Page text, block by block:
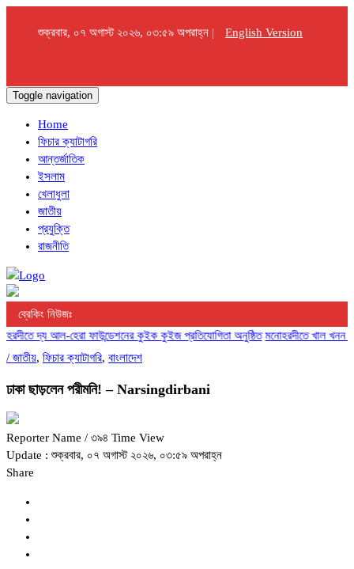
শুক্রবার, ০৭ অগাস্ট ২০২৬, ০৩:৫৯ অপরাহ্ন | English Version
Toggle navigation
Home
ফিচার ক্যাটাগরি
আন্তর্জাতিক
ইসলাম
খেলাধুলা
জাতীয়
প্রযুক্তি
রাজনীতি
ব্রেকিং নিউজঃ
দ্য আল-হেরা ফাউন্ডেশনের কুইক কুইজ প্রতিযোগিতা অনুষ্ঠিত মনোহরদীতে খাল খনন
/ জাতীয়, ফিচার ক্যাটাগরি, বাংলাদেশ
ঢাকা ছাড়লেন পরীমনি! – Narsingdirbani
Reporter Name / ৩৯৪ Time View
Update : শুক্রবার, ০৭ অগাস্ট ২০২৬, ০৩:৫৯ অপরাহ্ন
Share